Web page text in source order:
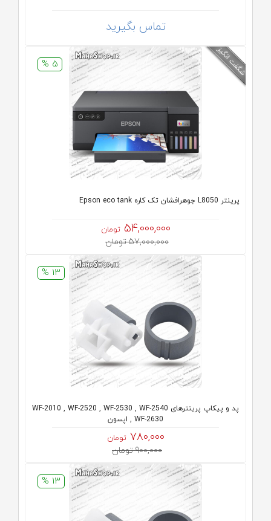
تماس بگیرید
5 %
پرینتر L8050 جوهرافشان تک کاره Epson eco tank
54,000,000 تومان
57,000,000 تومان
13 %
پد و پیکاپ پرینترهای WF-2010 , WF-2520 , WF-2530 , WF-2540
, WF-2630 اپسون
780,000 تومان
900,000 تومان
13 %